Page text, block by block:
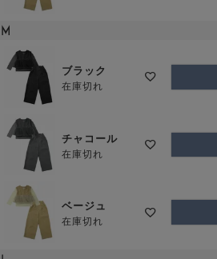
M
ブラック
在庫切れ
チャコール
在庫切れ
ベージュ
在庫切れ